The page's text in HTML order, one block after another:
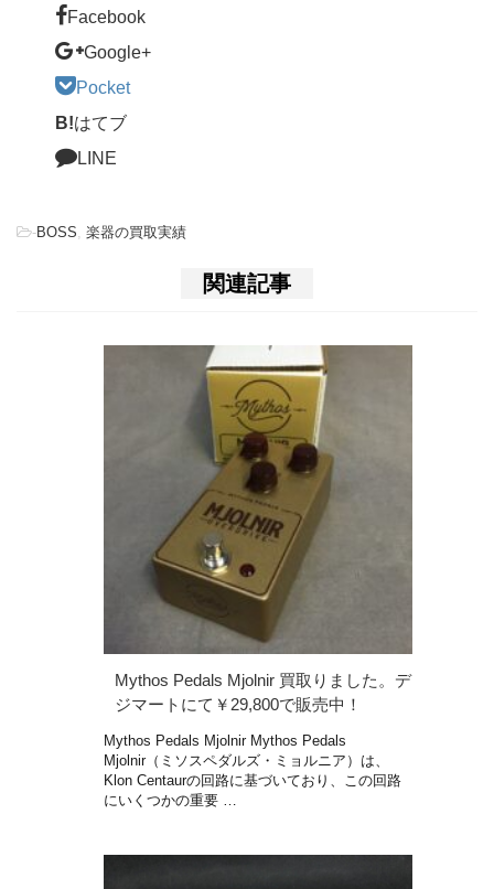
Facebook
Google+
Pocket
B!はてブ
LINE
-BOSS 楽器の買取実績
関連記事
Mythos Pedals Mjolnir 買取りました。デ
ジマートにて￥29,800で販売中！
Mythos Pedals Mjolnir Mythos Pedals
Mjolnir（ミソスペダルズ・ミョルニア）は、
Klon Centaurの回路に基づいており、この回路
にいくつかの重要 …